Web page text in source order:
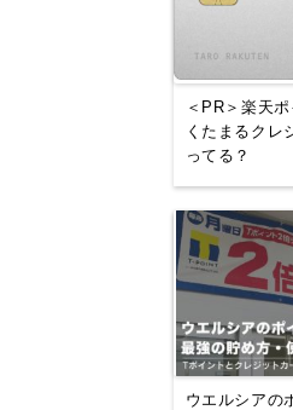
＜PR＞楽天
くたまるクレ
ってる？
ウエルシアの